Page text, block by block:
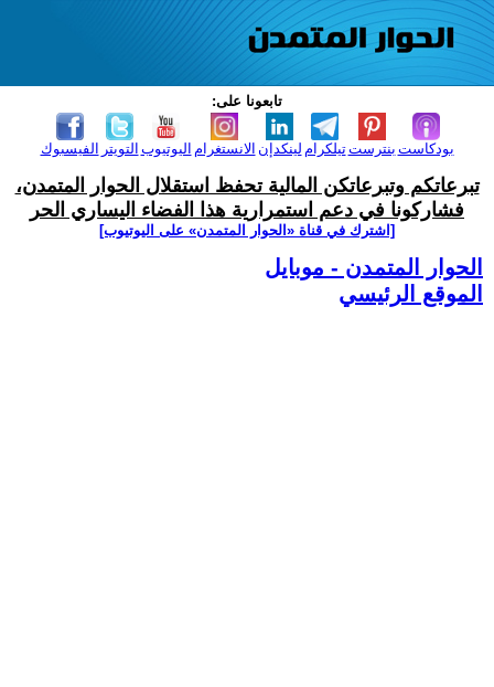
تابعونا على:
الفيسبوك التويتر اليوتيوب الانستغرام لينكدإن تيلكرامبنترست بودكاست
تبرعاتكم وتبرعاتكن المالية تحفظ استقلال الحوار المتمدن،
فشاركونا في دعم استمرارية هذا الفضاء اليساري الحر
[اشترك في قناة ‫«الحوار المتمدن» على اليوتيوب]
الحوار المتمدن - موبايل
الموقع الرئيسي